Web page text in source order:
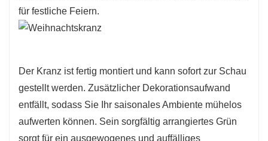
für festliche Feiern.
Der Kranz ist fertig montiert und kann sofort zur Schau
gestellt werden. Zusätzlicher Dekorationsaufwand
entfällt, sodass Sie Ihr saisonales Ambiente mühelos
aufwerten können. Sein sorgfältig arrangiertes Grün
sorgt für ein ausgewogenes und auffälliges